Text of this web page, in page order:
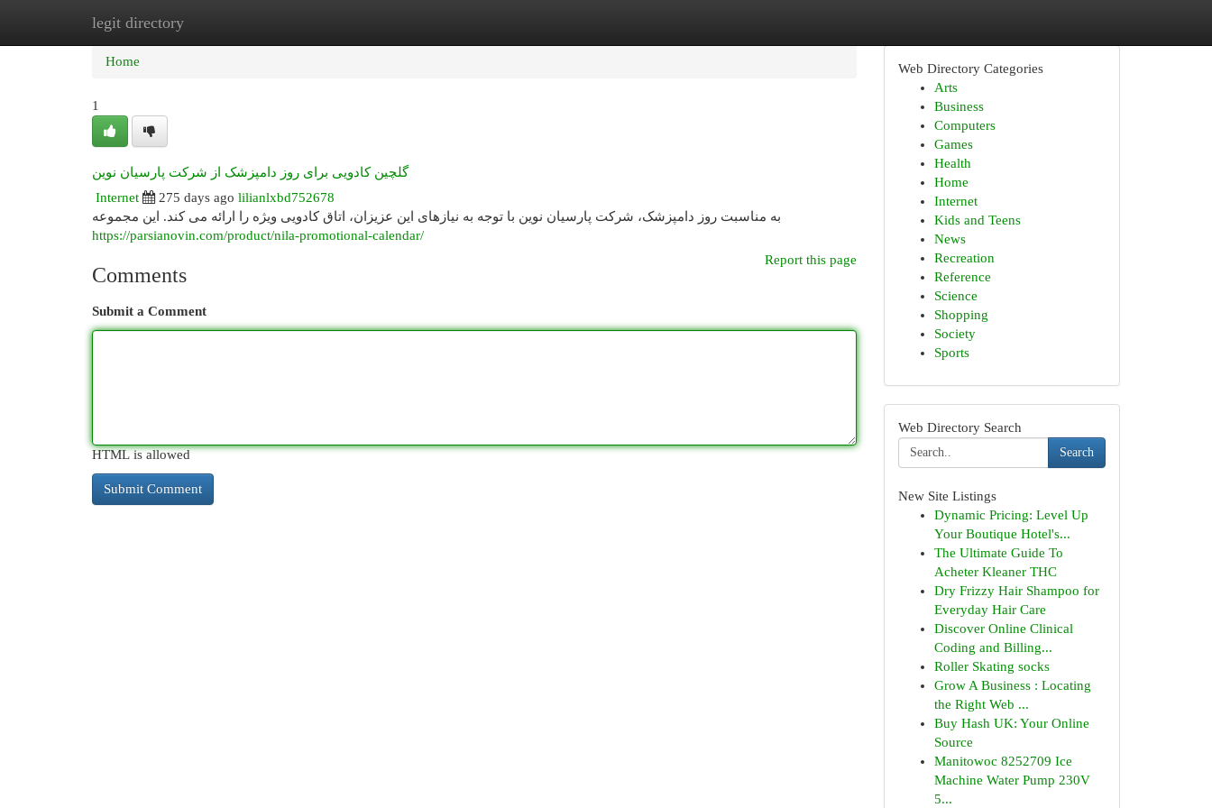
legit directory
Home New Site Listings
Home
1
گلچین کادویی برای روز دامپزشک از شرکت پارسیان نوین
Internet
275 days ago lilianlxbd752678
به مناسبت روز دامپزشک، شرکت پارسیان نوین با توجه به نیازهای این عزیزان، اتاق کادویی ویژه را ارائه می کند. این مجموعه
https://parsianovin.com/product/nila-promotional-calendar/
Report this page
Comments
Submit a Comment
HTML is allowed
Web Directory Categories
Arts
Business
Computers
Games
Health
Home
Internet
Kids and Teens
News
Recreation
Reference
Science
Shopping
Society
Sports
Web Directory Search
Search
New Site Listings
Dynamic Pricing: Level Up
Your Boutique Hotel's...
The Ultimate Guide To
Acheter Kleaner THC
Dry Frizzy Hair Shampoo for
Everyday Hair Care
Discover Online Clinical
Coding and Billing...
Roller Skating socks
Grow A Business : Locating
the Right Web ...
Buy Hash UK: Your Online
Source
Manitowoc 8252709 Ice
Machine Water Pump 230V
5...